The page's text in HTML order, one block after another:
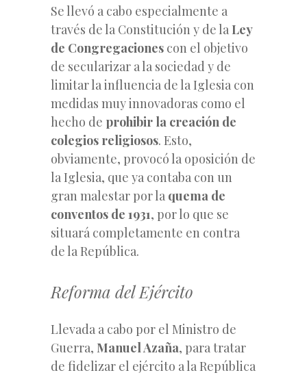
Se llevó a cabo especialmente a
través de la Constitución y de laLey
de Congregaciones con el objetivo
de secularizar a la sociedad y de
limitar la influencia de la Iglesia con
medidas muy innovadoras como el
hecho de prohibir la creación de
colegios religiosos. Esto,
obviamente, provocó la oposición de
la Iglesia, que ya contaba con un
gran malestar por la quema de
conventos de 1931, por lo que se
situará completamente en contra
de la República.
Reforma del Ejército
Llevada a cabo por el Ministro de
Guerra, Manuel Azaña, para tratar
de fidelizar el ejército a la República